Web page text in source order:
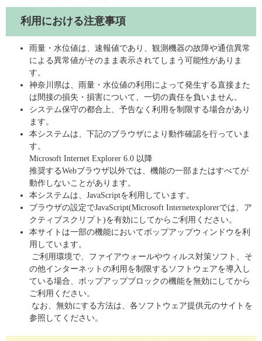
利用における注意事項
雨量・水位値は、速報値であり、観測機器の故障や通信異常
による異常値がそのまま表示されてしまう可能性がありま
す。
神奈川県は、雨量・水位値の利用によって発生する直接また
は間接の損失・損害について、一切の責任を負いません。
システム保守の都合上、予告なく利用を制限する場合があり
ます。
本システムは、下記のブラウザにより動作確認を行っていま
す。
Microsoft Internet Explorer 6.0 以降
推奨するWebブラウザ以外では、機能の一部またはすべてが
動作しないことがあります。
本システムは、JavaScriptを利用しています。
ブラウザの設定でJavaScript(Microsoft Internetexplorerでは、ア
クティブスクリプト)を有効にしてからご利用ください。
本サイトは一部の機能においてポップアップウィンドウを利
用しています。
ご利用環境で、ファイアウォールやウィルス対策ソフト、そ
の他インターネットの利用を制限するソフトウェアを導入し
ている場合、ポップアップブロックの機能を無効にしてから
ご利用ください。
なお、無効にする方法は、各ソフトウェア提供元のサイトを
参照してください。